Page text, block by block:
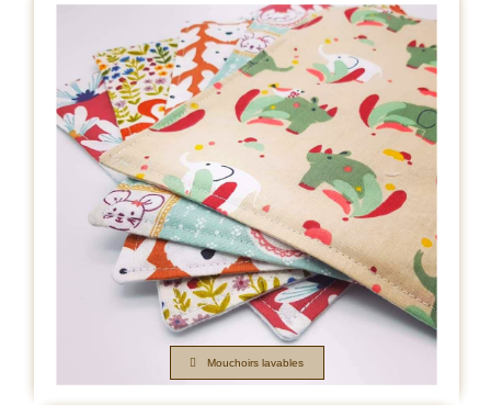
Mouchoirs lavables